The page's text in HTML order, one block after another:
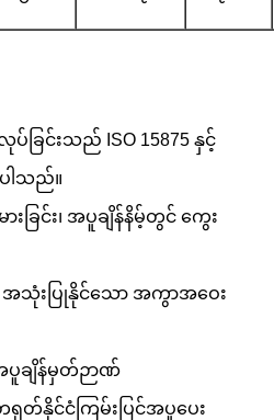
ခြင်းသည် ISO 15875 နှင့်
ါသည်။
မားခြင်း၊ အပူချိန်နိမ့်တွင် ကွေး
အသုံးပြုနိုင်သော အကွာအဝေး
ပူချိန်မှတ်ဉာဏ်
တ်နိုင်ငံကြမ်းပြင်အပူပေး